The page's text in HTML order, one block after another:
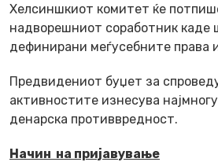
Хелсиншкиот комитет ќе
надворешниот соработник каде
дефинирани меѓусебните права
Предвидениот буџет за
активностите изнесува
денарска противвредност.
Начин на пријавување